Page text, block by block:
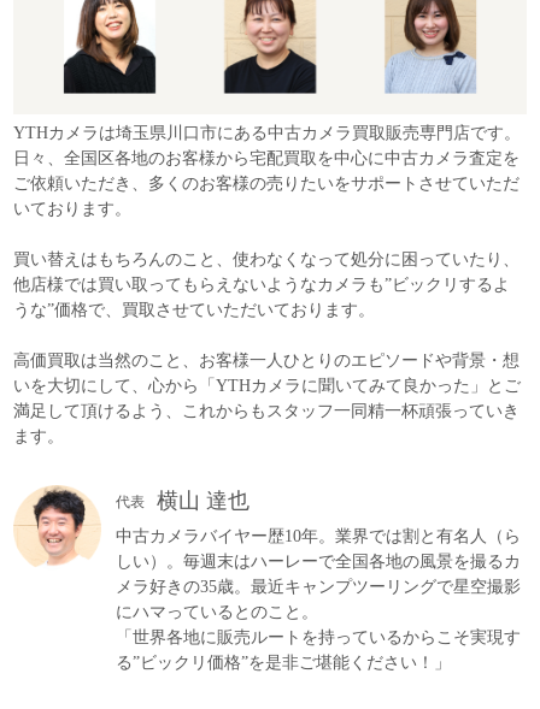
YTHカメラは埼玉県川口市にある中古カメラ買取販売専門店です。
日々、全国区各地のお客様から宅配買取を中心に中古カメラ査定を
ご依頼いただき、多くのお客様の売りたいをサポートさせていただ
いております。
買い替えはもちろんのこと、使わなくなって処分に困っていたり、
他店様では買い取ってもらえないようなカメラも”ビックリするよ
うな”価格で、買取させていただいております。
高価買取は当然のこと、お客様一人ひとりのエピソードや背景・想
いを大切にして、心から「YTHカメラに聞いてみて良かった」とご
満足して頂けるよう、これからもスタッフ一同精一杯頑張っていき
ます。
代表 横山 達也
中古カメラバイヤー歴10年。業界では割と有名人（ら
しい）。毎週末はハーレーで全国各地の風景を撮るカ
メラ好きの35歳。最近キャンプツーリングで星空撮影
にハマっているとのこと。
「世界各地に販売ルートを持っているからこそ実現す
る”ビックリ価格”を是非ご堪能ください！」